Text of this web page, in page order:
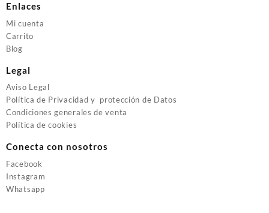
Enlaces
Mi cuenta
Carrito
Blog
Legal
Aviso Legal
Política de Privacidad y protección de Datos
Condiciones generales de venta
Política de cookies
Conecta con nosotros
Facebook
Instagram
Whatsapp